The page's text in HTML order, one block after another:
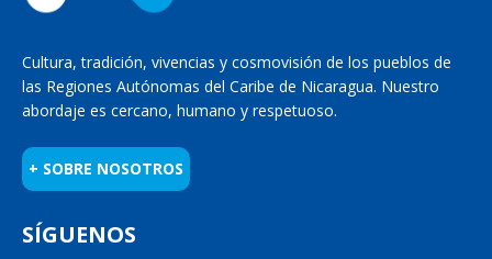
Cultura, tradición, vivencias y cosmovisión de los pueblos de
las Regiones Autónomas del Caribe de Nicaragua. Nuestro
abordaje es cercano, humano y respetuoso.
+ SOBRE NOSOTROS
SÍGUENOS